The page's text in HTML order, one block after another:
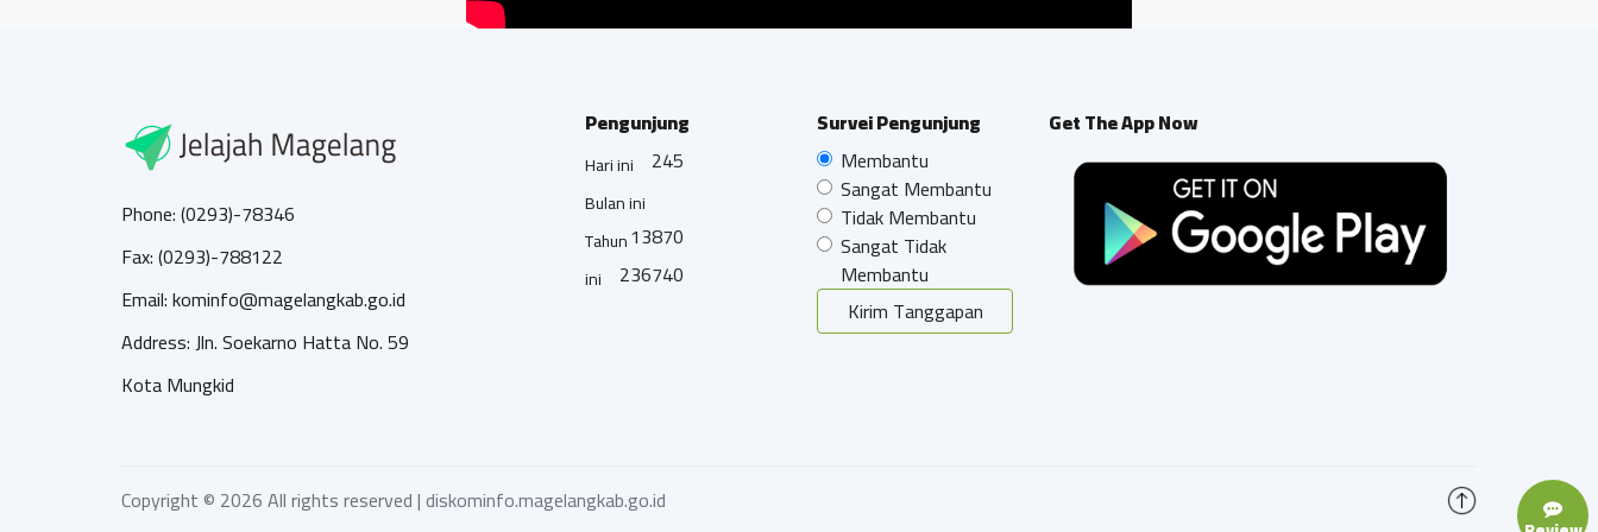
Phone: (0293)-78346
Fax: (0293)-788122
Email: kominfo@magelangkab.go.id
Address: Jln. Soekarno Hatta No. 59
Kota Mungkid
Pengunjung
Hari ini 245
Bulan ini
13870
Tahun
ini
236740
Survei Pengunjung
Membantu
Sangat Membantu
Tidak Membantu
Sangat Tidak
Membantu
Kirim Tanggapan
Get The App Now
Copyright © 2026 All rights reserved |diskominfo.magelangkab.go.id